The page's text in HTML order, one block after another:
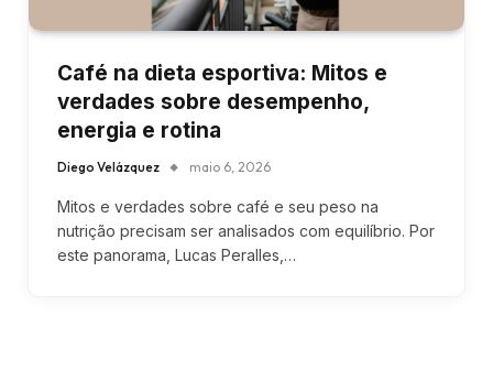
Café na dieta esportiva: Mitos e
verdades sobre desempenho,
energia e rotina
Diego Velázquez maio 6, 2026
Mitos e verdades sobre café e seu peso na
nutrição precisam ser analisados com equilíbrio. Por
este panorama, Lucas Peralles,…